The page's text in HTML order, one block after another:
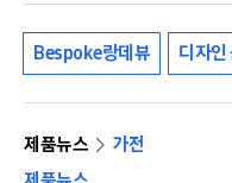
Bespoke랑데뷰 디자인
제품뉴스
가전